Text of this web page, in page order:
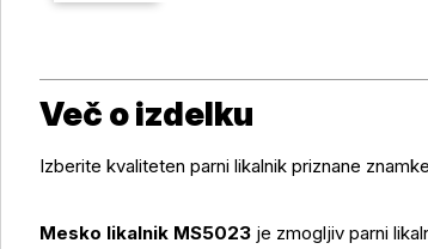
Več o izdelku
Izberite kvaliteten parni likalnik priznane znamke
Mesko likalnik MS5023 je zmogljiv parni